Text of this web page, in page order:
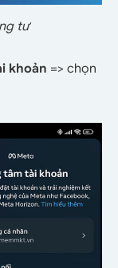
tư
khoản => chọn